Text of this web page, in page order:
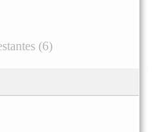
(6)